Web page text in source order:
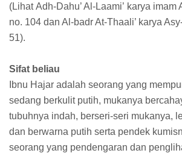
(Lihat Adh-Dahu’ Al-Laami’ karya
no. 104 dan Al-badr At-Thaali’ karya
51).
Sifat beliau
Ibnu Hajar adalah seorang yang
sedang berkulit putih, mukanya
tubuhnya indah, berseri-seri mukanya,
dan berwarna putih serta pendek
seorang yang pendengaran dan